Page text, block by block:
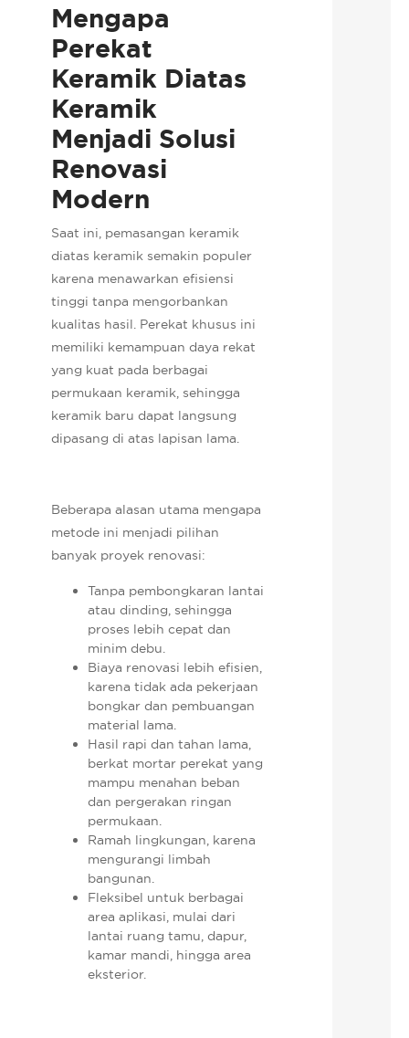
Mengapa
Perekat
Keramik Diatas
Keramik
Menjadi Solusi
Renovasi
Modern
Saat ini, pemasangan keramik
diatas keramik semakin populer
karena menawarkan efisiensi
tinggi tanpa mengorbankan
kualitas hasil. Perekat khusus ini
memiliki kemampuan daya rekat
yang kuat pada berbagai
permukaan keramik, sehingga
keramik baru dapat langsung
dipasang di atas lapisan lama.
Beberapa alasan utama mengapa
metode ini menjadi pilihan
banyak proyek renovasi:
Tanpa pembongkaran lantai
atau dinding, sehingga
proses lebih cepat dan
minim debu.
Biaya renovasi lebih efisien,
karena tidak ada pekerjaan
bongkar dan pembuangan
material lama.
Hasil rapi dan tahan lama,
berkat mortar perekat yang
mampu menahan beban
dan pergerakan ringan
permukaan.
Ramah lingkungan, karena
mengurangi limbah
bangunan.
Fleksibel untuk berbagai
area aplikasi, mulai dari
lantai ruang tamu, dapur,
kamar mandi, hingga area
eksterior.